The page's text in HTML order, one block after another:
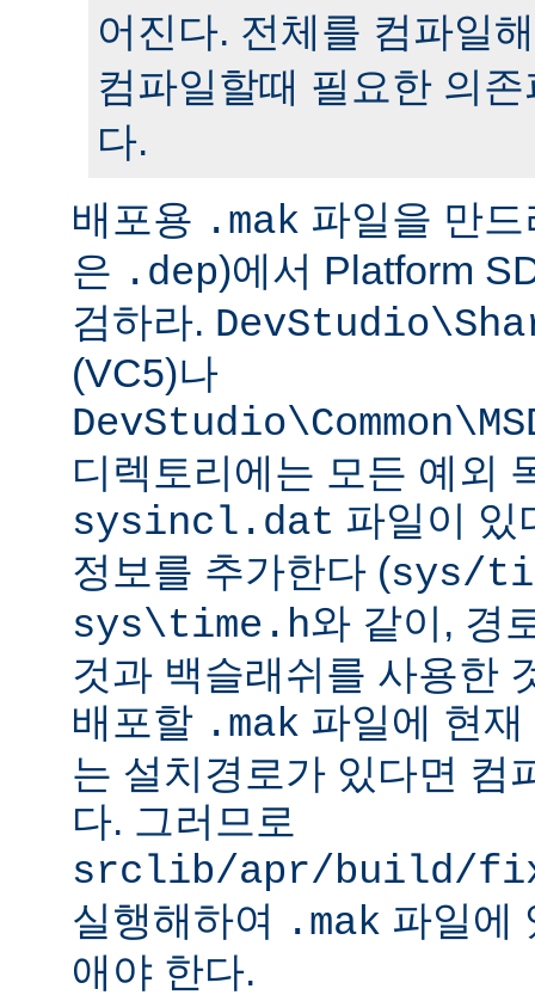
어진다. 전체를 컴파일
컴파일할때 필요한 의
다.
배포용 .mak 파일을 만
은 .dep)에서 Platform
검하라.
(VC5)나
디렉토리에는 모든 예외
sysincl.dat 파일이 있
정보를 추가한다 (sys/
sys\time.h와 같이, 경
것과 백슬래쉬를 사용한
배포할 .mak 파일에 현
는 설치경로가 있다면 컴
다. 그러므로
srclib/apr/build/
실행해하여 .mak 파일에
애야 한다.